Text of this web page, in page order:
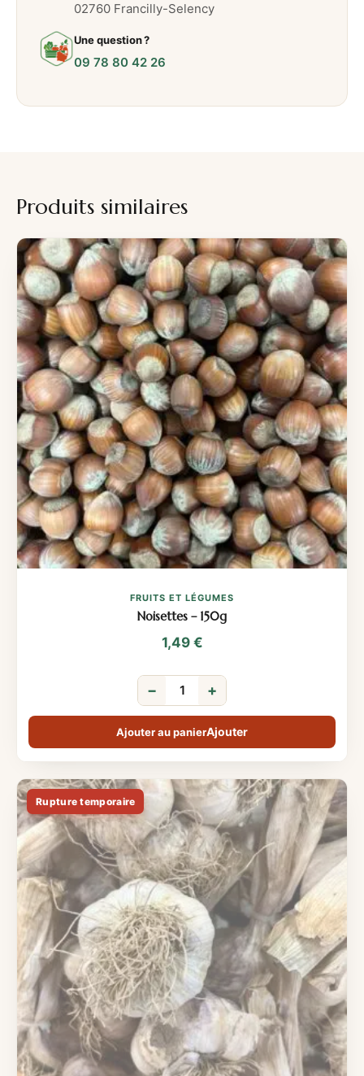
02760 Francilly-Selency
Une question ?
09 78 80 42 26
Produits similaires
FRUITS ET LÉGUMES
Noisettes – 150g
1,49 €
− +
Ajouter au panier